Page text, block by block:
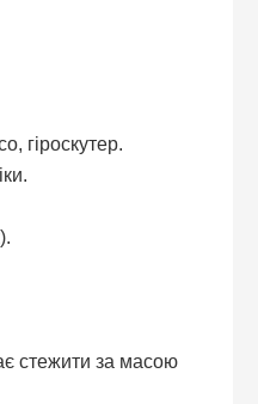
гіроскутер.
стежити за масою